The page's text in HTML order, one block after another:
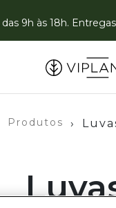
9h às 18h.
Produtos ›